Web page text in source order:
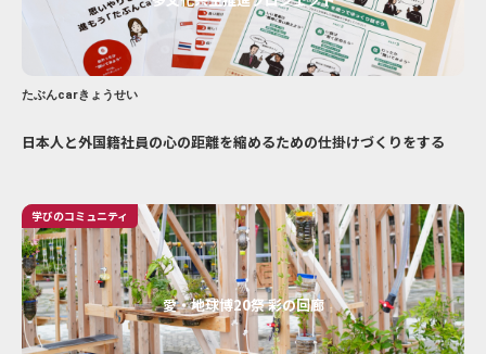
たぶんcarきょうせい
日本人と外国籍社員の心の距離を縮めるための仕掛けづくりをする
学びのコミュニティ
愛・地球博20祭 彩の回廊